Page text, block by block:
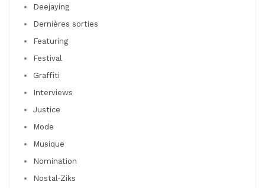
Deejaying
Dernières sorties
Featuring
Festival
Graffiti
Interviews
Justice
Mode
Musique
Nomination
Nostal-Ziks